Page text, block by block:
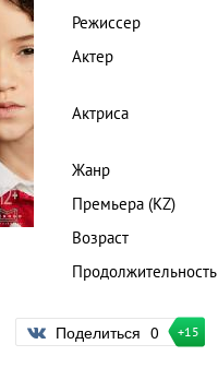
Режиссер
Актер
Актриса
Жанр
Премьера (KZ)
Возраст
Продолжительность
Поделиться 0 +15